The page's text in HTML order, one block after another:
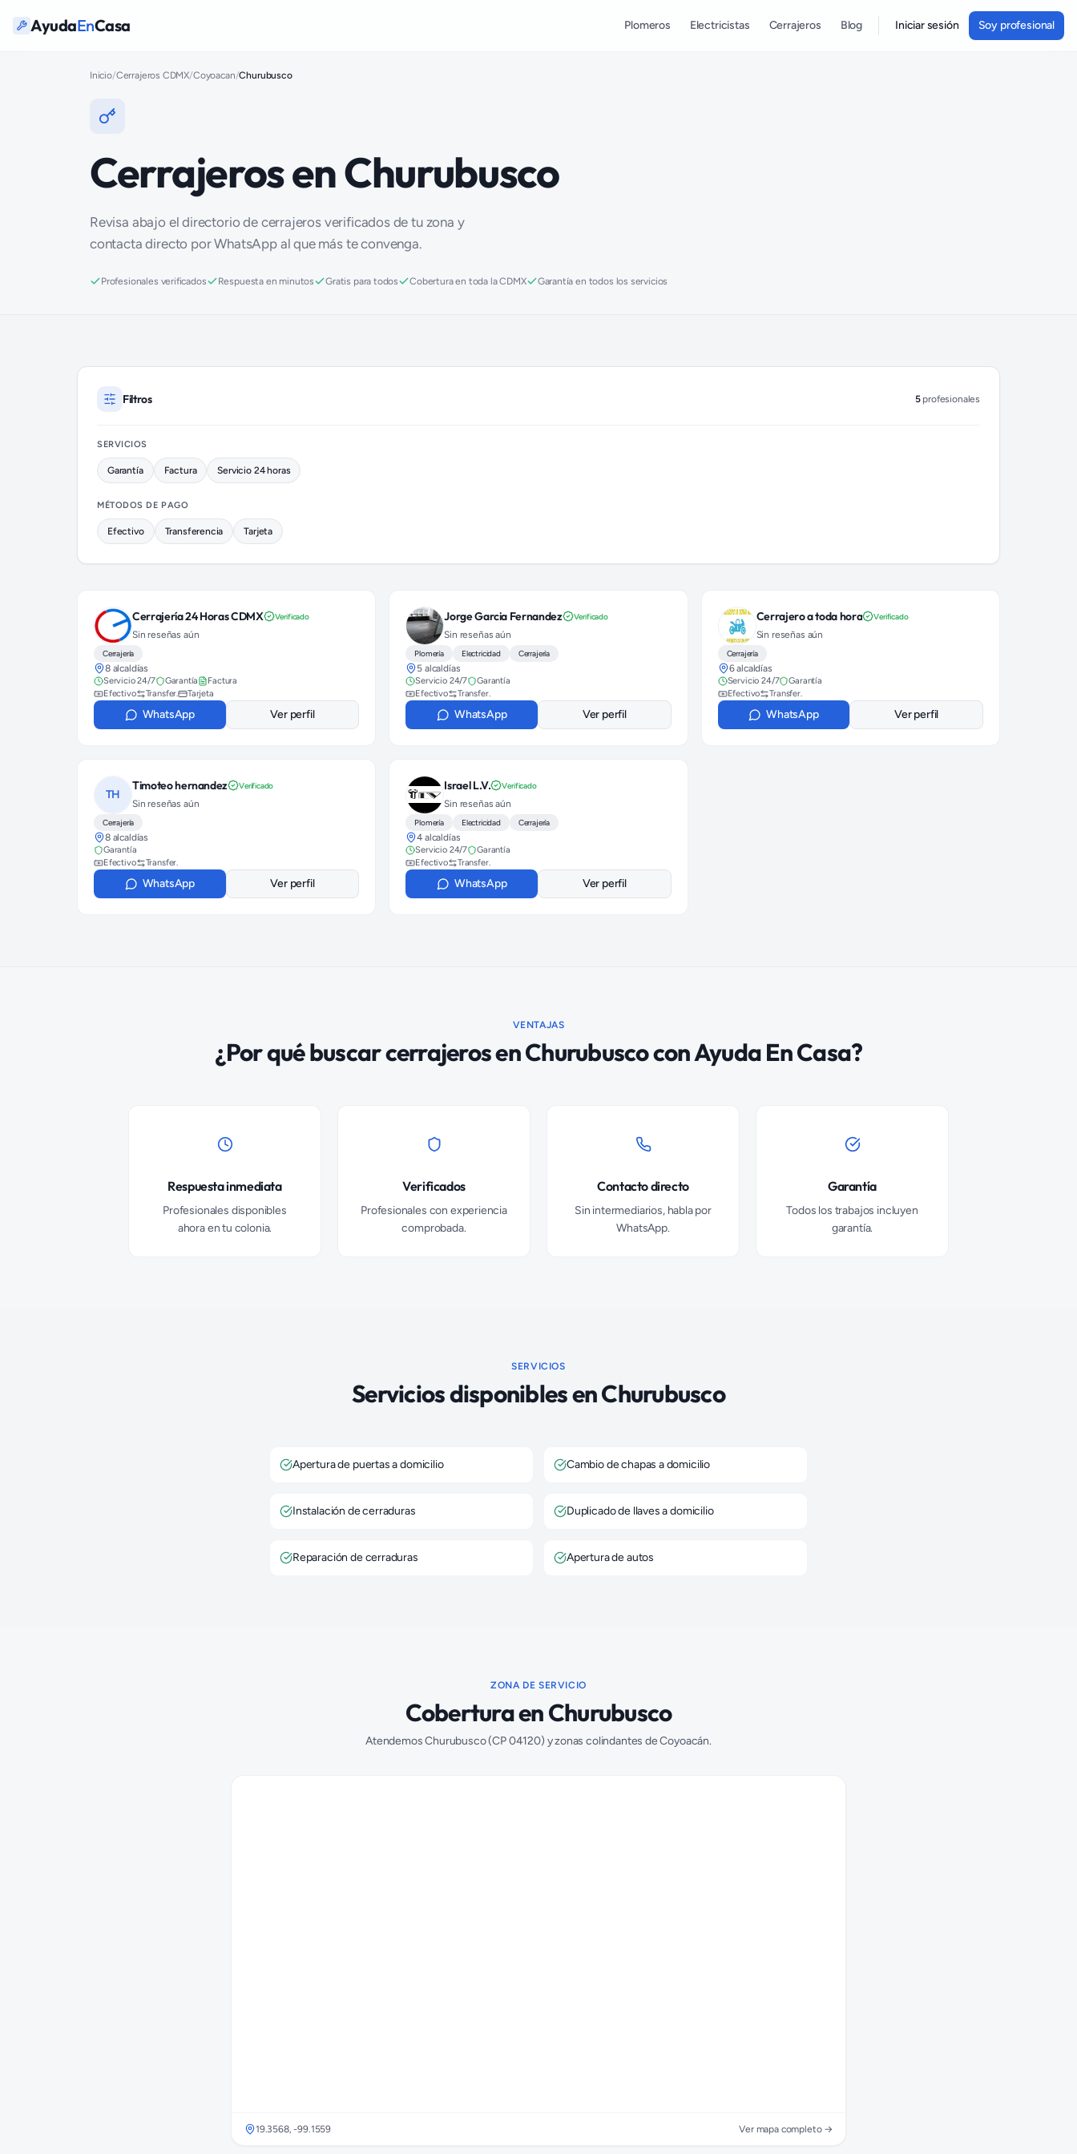
AyudaEnCasa Plomeros Electricistas Cerrajeros Blog Iniciar sesión Soy profesional
Inicio/Cerrajeros CDMX/Coyoacan/Churubusco
Cerrajeros en Churubusco
Revisa abajo el directorio de cerrajeros verificados de tu zona y
contacta directo por WhatsApp al que más te convenga.
Profesionales verificados Respuesta en minutos Gratis para todos Cobertura en toda la CDMX Garantía en todos los servicios
Cerrajeros disponibles en Coyoacán (colonia Churubusco)
Filtros 5 profesionales
SERVICIOS
Garantía Factura Servicio 24 horas
MÉTODOS DE PAGO
Efectivo Transferencia Tarjeta
Cerrajería 24 Horas CDMX Verificado
Sin reseñas aún
Cerrajería
8 alcaldías
Servicio 24/7 Garantía
Factura
Efectivo
Transfer. Tarjeta
WhatsApp Ver perfil
Jorge Garcia Fernandez Verificado
Sin reseñas aún
Plomería Electricidad Cerrajería
5 alcaldías
Servicio 24/7
Garantía
Efectivo
Transfer.
WhatsApp Ver perfil
Cerrajero a toda hora Verificado
Sin reseñas aún
Cerrajería
6 alcaldías
Servicio 24/7
Garantía
Efectivo
Transfer.
WhatsApp Ver perfil
TH
Timoteo hernandez Verificado
Sin reseñas aún
Cerrajería
8 alcaldías
Garantía
Efectivo
Transfer.
WhatsApp Ver perfil
Israel L.V. Verificado
Sin reseñas aún
Plomería Electricidad Cerrajería
4 alcaldías
Servicio 24/7
Garantía
Efectivo
Transfer.
WhatsApp Ver perfil
VENTAJAS
¿Por qué buscarcerrajerosenChurubuscocon Ayuda En Casa?
Respuesta inmediata
Profesionales disponibles
ahora en tu colonia.
Verificados
Profesionales con experiencia
comprobada.
Contacto directo
Sin intermediarios, habla por
WhatsApp.
Garantía
Todos los trabajos incluyen
garantía.
SERVICIOS
Servicios disponibles enChurubusco
Apertura de puertas a domicilio Cambio de chapas a domicilio
Instalación de cerraduras Duplicado de llaves a domicilio
Reparación de cerraduras Apertura de autos
ZONA DE SERVICIO
Cobertura enChurubusco
AtendemosChurubusco(CP04120) y zonas colindantes deCoyoacán.
19.3568,-99.1559 Ver mapa completo →